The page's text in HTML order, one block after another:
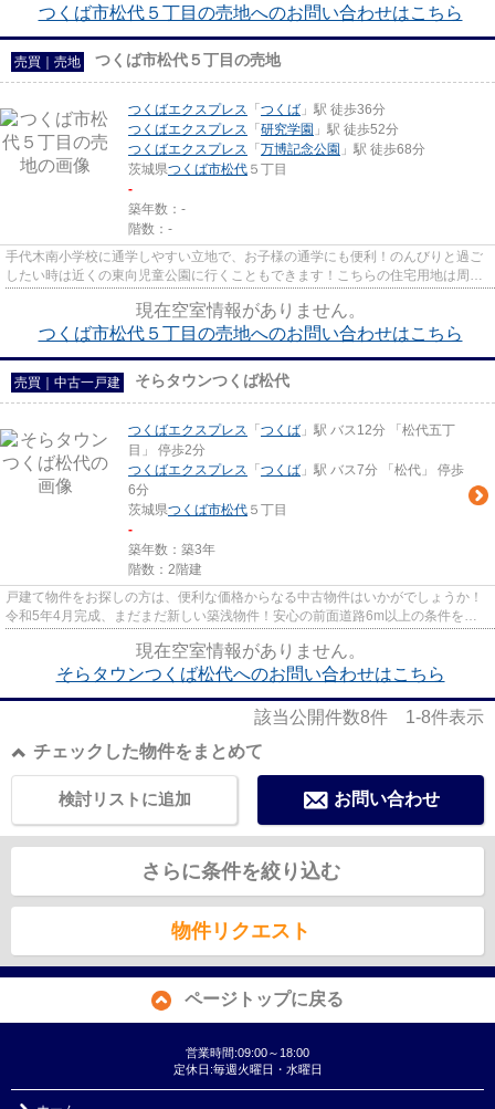
つくば市松代５丁目の売地へのお問い合わせはこちら
売買｜売地 つくば市松代５丁目の売地
つくばエクスプレス 「 つくば 」駅 徒歩36分
つくばエクスプレス 「 研究学園 」駅 徒歩52分
つくばエクスプレス 「 万博記念公園 」駅 徒歩68分
茨城県つくば市松代 ５丁目
-
築年数：-
階数：-
手代木南小学校に通学しやすい立地で、お子様の通学にも便利！のんびりと過ご
したい時は近くの東向児童公園に行くこともできます！こちらの住宅用地は周囲
現在空室情報がありません。
つくば市松代５丁目の売地へのお問い合わせはこちら
売買｜中古一戸建 そらタウンつくば松代
つくばエクスプレス 「 つくば 」駅 バス12分 「松代五丁
目」 停歩2分
つくばエクスプレス 「 つくば 」駅 バス7分 「松代」 停歩
6分
茨城県つくば市松代 ５丁目
-
築年数：築3年
階数：2階建
戸建て物件をお探しの方は、便利な価格からなる中古物件はいかがでしょうか！
令和5年4月完成、まだまだ新しい築浅物件！安心の前面道路6m以上の条件を備
現在空室情報がありません。
そらタウンつくば松代へのお問い合わせはこちら
該当公開件数8件 1-8件表示
チェックした物件をまとめて
お問い合わせ
検討リストに追加
さらに条件を絞り込む
物件リクエスト
ページトップに戻る
営業時間:09:00～18:00
定休日:毎週火曜日・水曜日